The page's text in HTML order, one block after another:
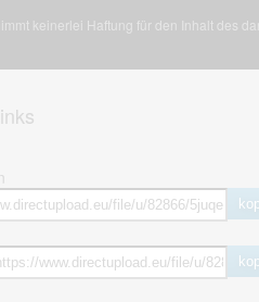
keinerlei Haftung für den Inhalt des